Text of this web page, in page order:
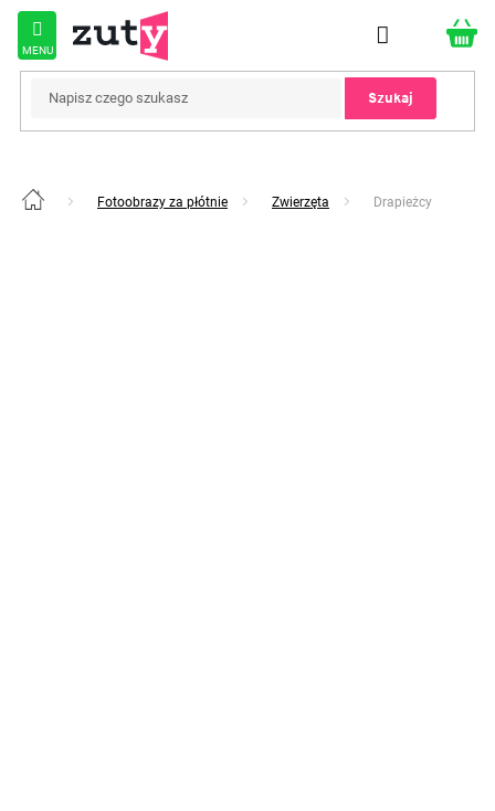
Przejść
treści
Szukaj
Home Fotoobrazy za płótnie Zwierzęta Drapieżcy